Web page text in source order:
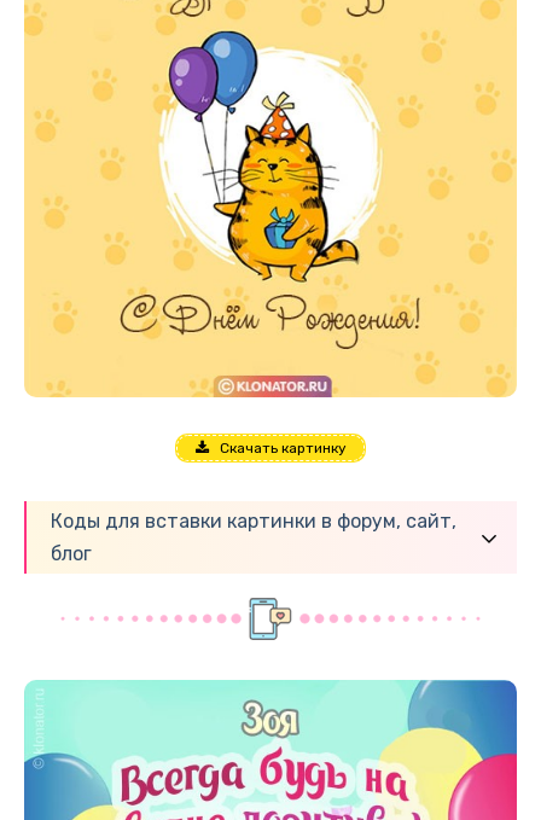
Скачать картинку
Коды для вставки картинки в форум, сайт,
блог